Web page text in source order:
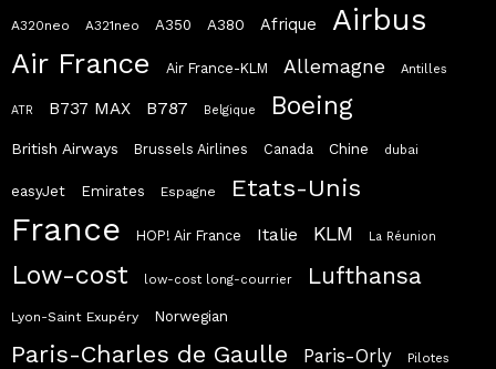
A320neo A321neo A350 A380 Afrique Airbus
Air France Air France-KLM Allemagne Antilles
ATR B737 MAX B787 Belgique Boeing
British Airways Brussels Airlines Canada Chine dubai
easyJet Emirates Espagne Etats-Unis
France HOP! Air France Italie KLM La Réunion
Low-cost low-cost long-courrier Lufthansa
Lyon-Saint Exupéry Norwegian
Paris-Charles de Gaulle Paris-Orly Pilotes